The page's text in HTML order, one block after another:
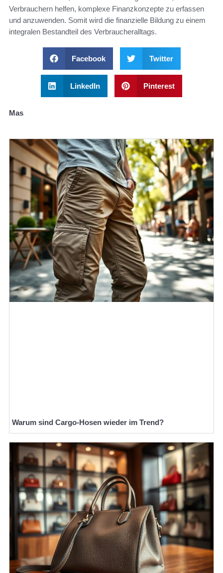
Verbrauchern helfen, komplexe Finanzkonzepte zu erfassen
und anzuwenden. Somit wird die finanzielle Bildung zu einem
integra­len Bestandteil des Verbraucheralltags.
Facebook Twitter
LinkedIn Pinterest
Mas
Warum sind Cargo-Hosen wieder im Trend?